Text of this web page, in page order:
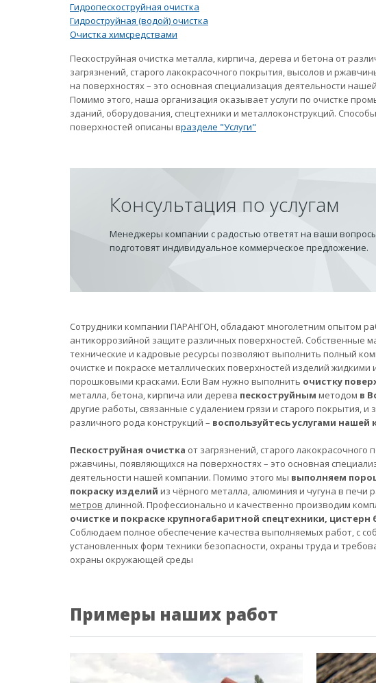
Гидропескоструйная очистка
Гидроструйная (водой) очистка
Очистка химсредствами
Пескоструйная очистка металла, кирпича, дерева и бетона от
загрязнений, старого лакокрасочного покрытия, высолов и
на поверхностях – это основная специализация деятельности
Помимо этого, наша организация оказывает услуги по очистке
зданий, оборудования, спецтехники и металлоконструкций.
поверхностей описаны вразделе "Услуги"
Консультация по услугам
Менеджеры компании с радостью ответят на ваши вопросы
подготовят индивидуальное коммерческое предложение.
Сотрудники компании ПАРАНГОН, обладают многолетним опытом
антикоррозийной защите различных поверхностей. Собственные
технические и кадровые ресурсы позволяют выполнить полный
очистке и покраске металлических поверхностей изделий жидкими
порошковыми красками. Если Вам нужно выполнить очистку
металла, бетона, кирпича или дерева пескоструйным методом в
другие работы, связанные с удалением грязи и старого покрытия, и
различного рода конструкций – воспользуйтесь услугами нашей
Пескоструйная очистка от загрязнений, старого лакокрасочного
ржавчины, появляющихся на поверхностях – это основная
деятельности нашей компании. Помимо этого мы выполняем
покраску изделий из чёрного металла, алюминия и чугуна в печи
метров длинной. Профессионально и качественно производим
очистке и покраске крупногабаритной спецтехники, цистерн
Соблюдаем полное обеспечение качества выполняемых работ, с
установленных форм техники безопасности, охраны труда и
охраны окружающей среды
Примеры наших работ